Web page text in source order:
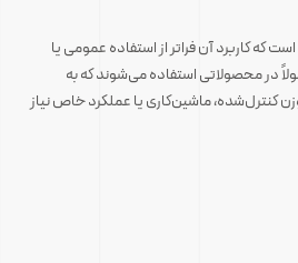
که کاربرد آن فراتر از استفاده عمومی یا
در محصولاتی استفاده می‌شوند که به
کنترل‌شده، ماشین‌کاری یا عملکرد خاص نیاز